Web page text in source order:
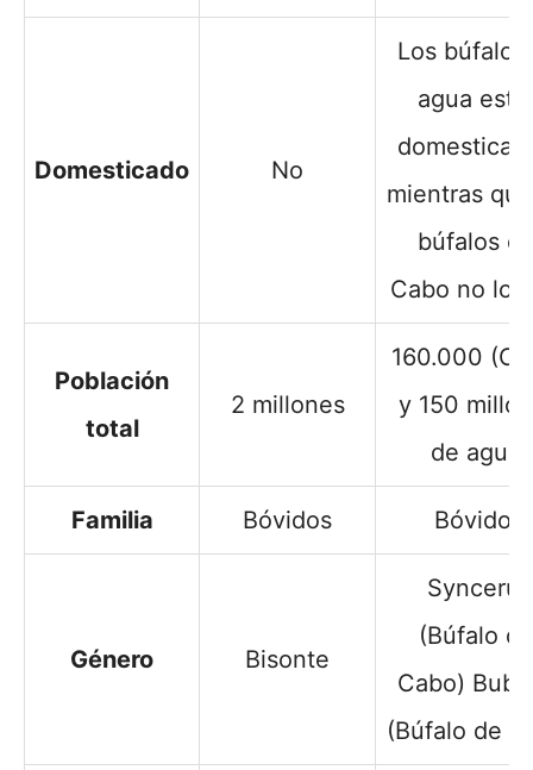
Domesticado No
Los búfalos
agua
mientras
búfalos
Cabo no lo
Población
total
2 millones
160.000
y 150
de agua.
Familia Bóvidos Bóvidos
Género Bisonte
Syncerus
(Búfalo
Cabo)
(Búfalo de